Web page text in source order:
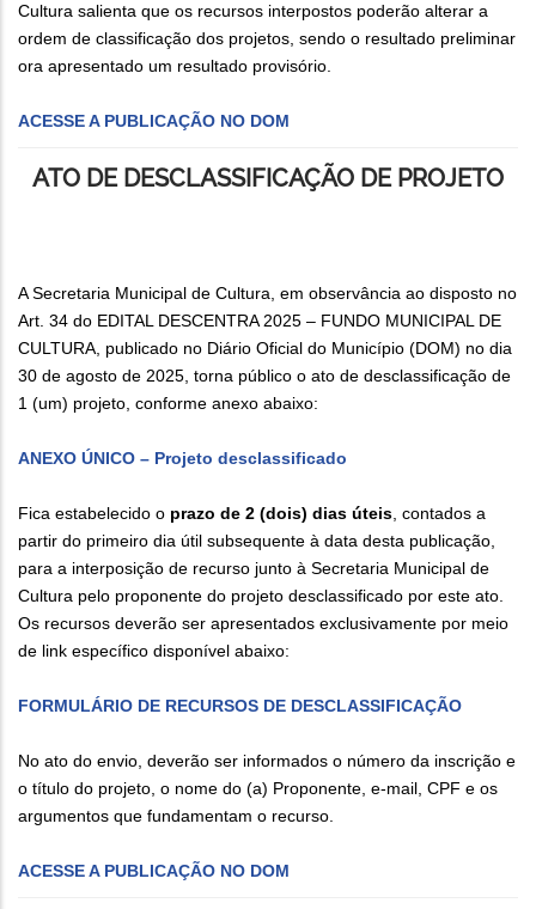
Cultura salienta que os recursos interpostos poderão alterar a
ordem de classificação dos projetos, sendo o resultado preliminar
ora apresentado um resultado provisório.
ACESSE A PUBLICAÇÃO NO DOM
ATO DE DESCLASSIFICAÇÃO DE PROJETO
A Secretaria Municipal de Cultura, em observância ao disposto no
Art. 34 do EDITAL DESCENTRA 2025 – FUNDO MUNICIPAL DE
CULTURA, publicado no Diário Oficial do Município (DOM) no dia
30 de agosto de 2025, torna público o ato de desclassificação de
1 (um) projeto, conforme anexo abaixo:
ANEXO ÚNICO – Projeto desclassificado
Fica estabelecido o prazo de 2 (dois) dias úteis , contados a
partir do primeiro dia útil subsequente à data desta publicação,
para a interposição de recurso junto à Secretaria Municipal de
Cultura pelo proponente do projeto desclassificado por este ato.
Os recursos deverão ser apresentados exclusivamente por meio
de link específico disponível abaixo:
FORMULÁRIO DE RECURSOS DE DESCLASSIFICAÇÃO
No ato do envio, deverão ser informados o número da inscrição e
o título do projeto, o nome do (a) Proponente, e-mail, CPF e os
argumentos que fundamentam o recurso.
ACESSE A PUBLICAÇÃO NO DOM